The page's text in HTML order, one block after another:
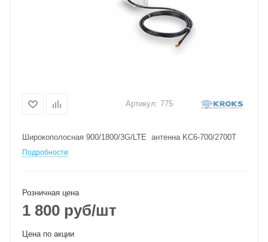
Артикул: 775
Широкополосная 900/1800/3G/LTE антенна KC6-700/2700T
Подробности
Розничная цена
1 800 руб/шт
Цена по акции